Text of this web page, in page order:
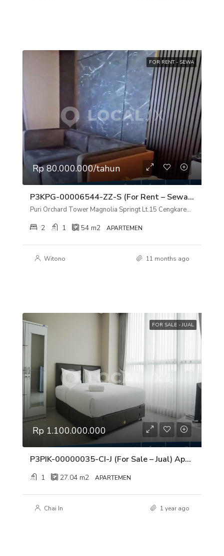
FOR RENT - SEWA
Rp 80.000.000/tahun
P3KPG-00006544-ZZ-S (For Rent – Sewa) Apartemen Puri Orchard Tower Magnolia Springt Lt.15 Cengkareng, Jakarta Barat
Puri Orchard Tower Magnolia Springt Lt.15 Cengkareng, Jakarta Barat
2 1 54 m2 APARTEMEN
Witono 11 months ago
FOR SALE - JUAL
Rp 1.100.000.000
P3PIK-00000035-CI-J (For Sale – Jual) Apartemen Ciputra International, Tower Amsterdam, Cengkareng, Jakarta Barat
1 27.04 m2 APARTEMEN
Chai In 1 year ago